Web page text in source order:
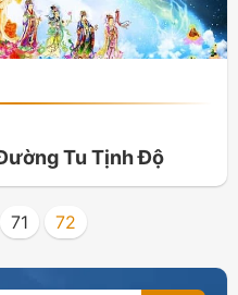
Tu Tịnh Độ
71 72